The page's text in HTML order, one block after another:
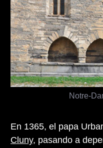
Notre-
En 1365, el papa
Cluny, pasando a